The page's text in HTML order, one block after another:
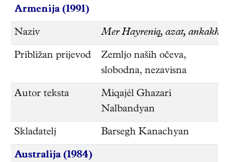
Armenija (1991)
Naziv Mer Hayreniq, azat, ankakh
Približan prijevod
Zemljo naših očeva,
slobodna, nezavisna
Autor teksta
Miqajél Ghazari
Nalbandyan
Skladatelj Barsegh Kanachyan
Australija (1984)